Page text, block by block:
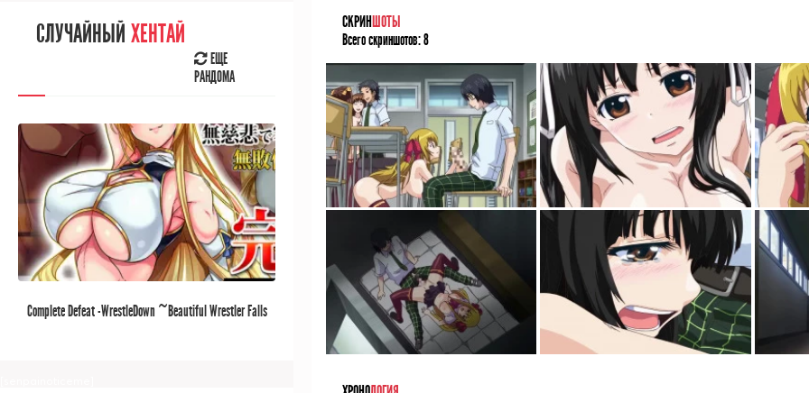
СКРИНШОТЫ
Всего скриншотов:8
СЛУЧАЙНОЕ АНИМЕ
РАНДОМА
ВЫ НЕДАВНОСМОТРЕЛИ
[/senpainoticeme]
САМЫЙ ПОПУЛЯРНЫЙ АНИМЕ
СЛУЧАЙНЫЙ ХЕНТАЙ
ЕЩЕ
РАНДОМА
Complete Defeat -WrestleDown ~Beautiful Wrestler Falls